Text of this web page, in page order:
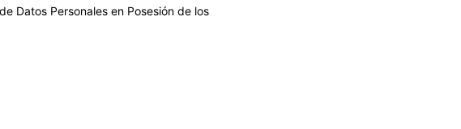
Datos Personales en Posesión de los